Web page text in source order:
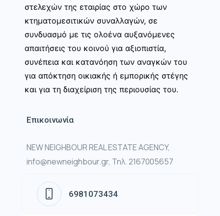
στελεχών της εταιρίας στο χώρο των
κτηματομεσιτικών συναλλαγών, σε
συνδυασμό με τις ολοένα αυξανόμενες
απαιτήσεις του κοινού για αξιοπιστία,
συνέπεια και κατανόηση των αναγκών του
για απόκτηση οικιακής ή εμπορικής στέγης
και για τη διαχείριση της περιουσίας του.
Επικοινωνία
NEW NEIGHBOUR REAL ESTATE AGENCY,
info@newneighbour.gr, Τηλ. 2167005657
6981073434